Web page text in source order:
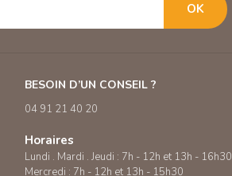
OK
BESOIN D’UN CONSEIL ?
04 91 21 40 20
Horaires
Lundi . Mardi . Jeudi : 7h - 12h et 13h - 16h30
Mercredi : 7h - 12h et 13h - 15h30